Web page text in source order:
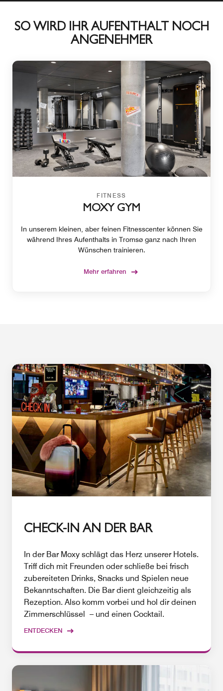
SO WIRD IHR AUFENTHALT NOCH
ANGENEHMER
FITNESS
MOXY GYM
In unserem kleinen, aber feinen Fitnesscenter können Sie
während Ihres Aufenthalts in Tromsø ganz nach Ihren
Wünschen trainieren.
Mehr erfahren
CHECK-IN AN DER BAR
In der Bar Moxy schlägt das Herz unserer Hotels.
Triff dich mit Freunden oder schließe bei frisch
zubereiteten Drinks, Snacks und Spielen neue
Bekanntschaften. Die Bar dient gleichzeitig als
Rezeption. Also komm vorbei und hol dir deinen
Zimmerschlüssel – und einen Cocktail.
ENTDECKEN